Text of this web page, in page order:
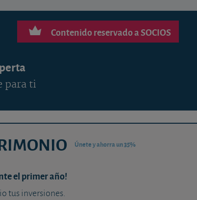
Contenido reservado a SOCIOS
para ti
Únete y ahorra un 35%
el primer año!
tus inversiones.